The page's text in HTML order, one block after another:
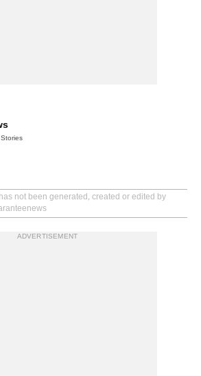
Stories
not been generated, created or edited by
ADVERTISEMENT